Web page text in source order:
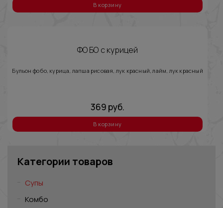
В корзину
ФО БО с курицей
Бульон фо бо, курица, лапша рисовая, лук красный, лайм, лук красный
369 руб.
В корзину
Категории товаров
Супы
Комбо